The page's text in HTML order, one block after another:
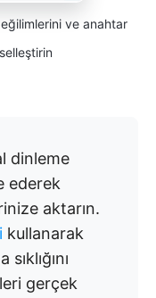
ve anahtar
dinleme
ederek
aktarın.
kullanarak
gerçek